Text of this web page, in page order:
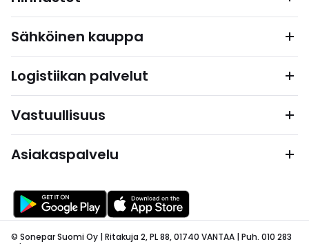
Sähköinen kauppa
Logistiikan palvelut
Vastuullisuus
Asiakaspalvelu
© Sonepar Suomi Oy | Ritakuja 2, PL 88, 01740 VANTAA | Puh. 010 283